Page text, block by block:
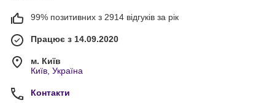
99% позитивних з 2914 відгуків за рік
Працює з 14.09.2020
м. Київ
Київ, Україна
Контакти